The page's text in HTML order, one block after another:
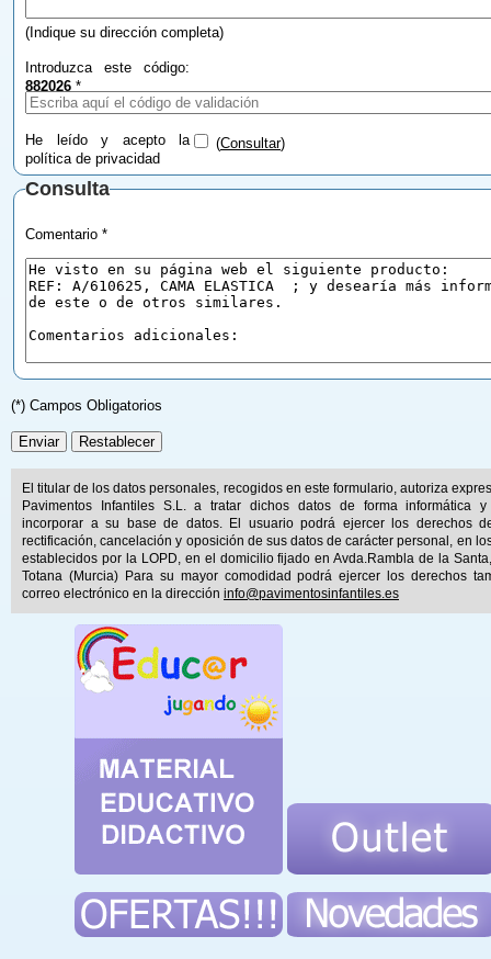
(Indique su dirección completa)
Introduzca este código:
882026 *
He leído y acepto la
política de privacidad
(Consultar)
Consulta
Comentario *
(*) Campos Obligatorios
El titular de los datos personales, recogidos en este formulario, autoriza
Pavimentos Infantiles S.L. a tratar dichos datos de forma informática y
incorporar a su base de datos. El usuario podrá ejercer los derechos
rectificación, cancelación y oposición de sus datos de carácter personal, en
establecidos por la LOPD, en el domicilio fijado en Avda.Rambla de la
Totana (Murcia) Para su mayor comodidad podrá ejercer los derechos
correo electrónico en la dirección info@pavimentosinfantiles.es